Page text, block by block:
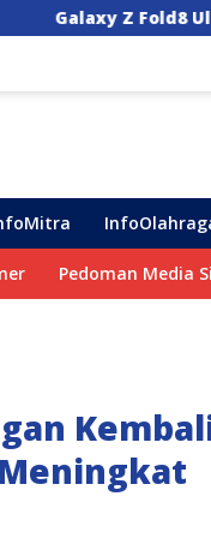
Galaxy Z Fold8,
Pedoman Media